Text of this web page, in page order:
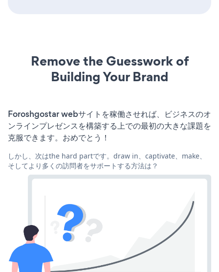
Remove the Guesswork of
Building Your Brand
Foroshgostar webサイトを稼働させれば、ビジネスのオ
ンラインプレゼンスを構築する上での最初の大きな課題を
克服できます。おめでとう！
しかし、次はthe hard partです。draw in、captivate、make、
そしてより多くの訪問者をサポートする方法は？